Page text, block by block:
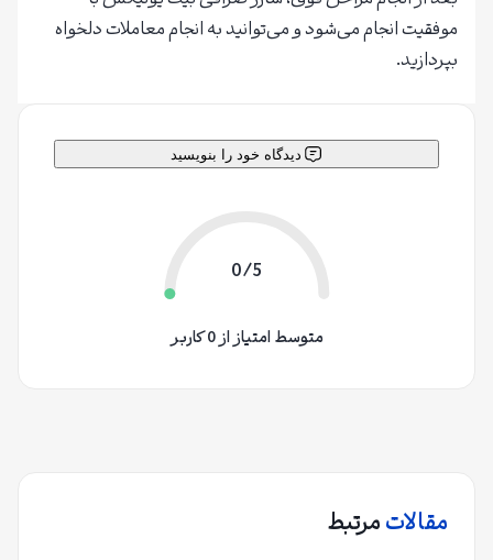
موفقیت انجام می‌شود و می‌توانید به انجام معاملات دلخواه
بپردازید.
دیدگاه خود را بنویسید
0/5
متوسط امتیاز از 0 کاربر
مقالاتمرتبط